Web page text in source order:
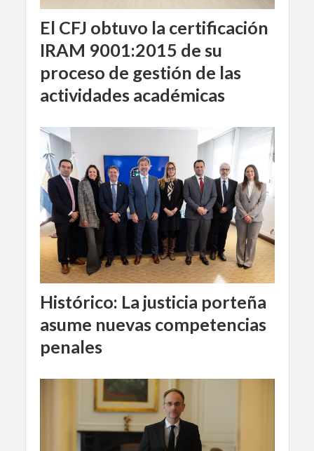
El CFJ obtuvo la certificación
IRAM 9001:2015 de su
proceso de gestión de las
actividades académicas
Histórico: La justicia porteña
asume nuevas competencias
penales